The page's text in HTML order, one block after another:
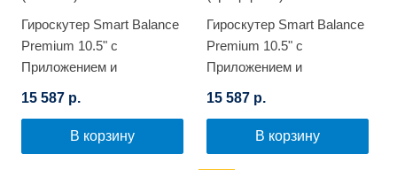
Гироскутер Smart Balance
Premium 10.5" с
Приложением и
(Космос)
15 587 р.
В корзину
Гироскутер Smart Balance
Premium 10.5" с
Приложением и
(Граффити)
15 587 р.
В корзину